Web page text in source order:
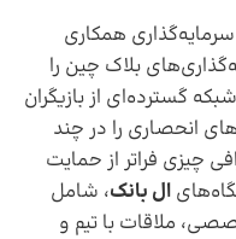
همکاری
بلاک چین را
گسترده‌ای از بازیگران
انحصاری را در چند
چیزی فراتر از حمایت
ال بانک، شامل
ملاقات با تیم و